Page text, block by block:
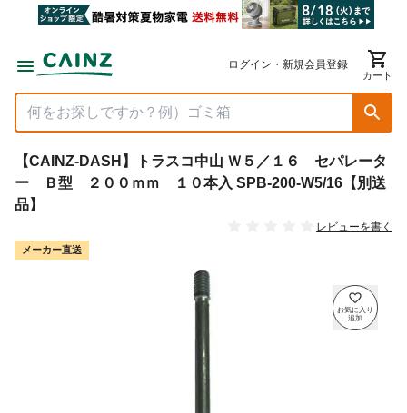
ログイン・新規会員登録
カート
【CAINZ-DASH】トラスコ中山 Ｗ５／１６ セパレータ
ー Ｂ型 ２００ｍｍ １０本入 SPB-200-W5/16【別送
品】
レビューを書く
メーカー直送